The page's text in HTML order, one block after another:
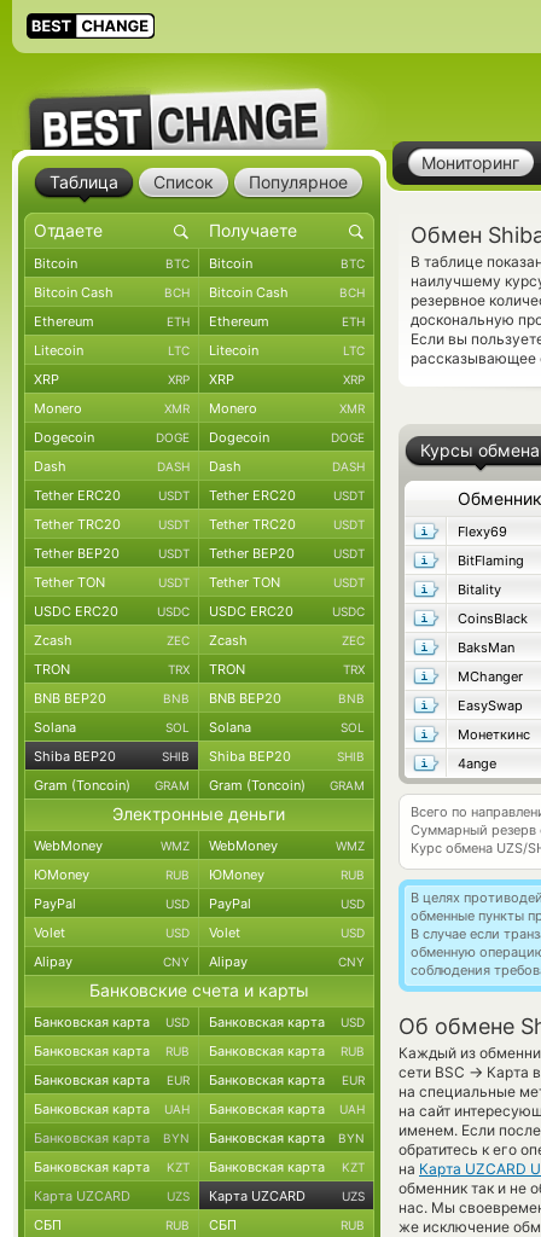
Мониторинг
Обмен
В таблице
наилучшему
резервное
доскональную
Если вы
рассказывающее
Курсы обмена
Обменник
Flexy69
BitFlaming
Bitality
CoinsBlack
BaksMan
MChanger
EasySwap
Монеткинс
4ange
Всего по
Суммарный резерв
Курс обмена UZS/
В целях
обменные пункты
В случае если
обменную
соблюдения
Об обмене
Каждый из
сети BSC → Карта
на специальные
на сайт
именем. Если
обратитесь к его
на Карта UZCARD
обменник так и не
нас. Мы
же исключение
Таблица Список Популярное
Bitcoin BTC Bitcoin BTC
Bitcoin Cash BCH Bitcoin Cash BCH
Ethereum ETH Ethereum ETH
Litecoin LTC Litecoin LTC
XRP XRP XRP XRP
Monero XMR Monero XMR
Dogecoin DOGE Dogecoin DOGE
Dash DASH Dash DASH
Tether ERC20 USDT Tether ERC20 USDT
Tether TRC20 USDT Tether TRC20 USDT
Tether BEP20 USDT Tether BEP20 USDT
Tether TON USDT Tether TON USDT
USDC ERC20 USDC USDC ERC20 USDC
Zcash ZEC Zcash ZEC
TRON TRX TRON TRX
BNB BEP20 BNB BNB BEP20 BNB
Solana SOL Solana SOL
Shiba BEP20 SHIB Shiba BEP20 SHIB
Gram (Toncoin) GRAM Gram (Toncoin) GRAM
Электронные деньги
WebMoney WMZ WebMoney WMZ
ЮMoney RUB ЮMoney RUB
PayPal USD PayPal USD
Volet USD Volet USD
Alipay CNY Alipay CNY
Банковские счета и карты
Банковская карта USD Банковская карта USD
Банковская карта RUB Банковская карта RUB
Банковская карта EUR Банковская карта EUR
Банковская карта UAH Банковская карта UAH
Банковская карта BYN Банковская карта BYN
Банковская карта KZT Банковская карта KZT
Карта UZCARD UZS Карта UZCARD UZS
СБП RUB СБП RUB